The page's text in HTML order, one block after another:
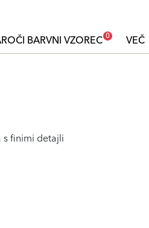
BARVNI VZOREC0 VEČ
finimi detajli